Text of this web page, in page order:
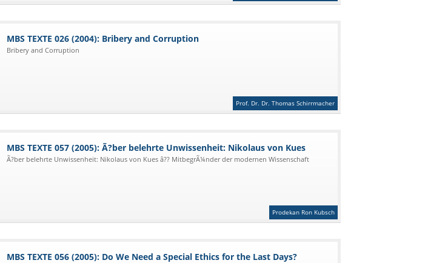
MBS TEXTE 026 (2004): Bribery and Corruption
Bribery and Corruption
Prof. Dr. Dr. Thomas Schirrmacher
MBS TEXTE 057 (2005): Ã?ber belehrte Unwissenheit: Nikolaus von Kues
Ã?ber belehrte Unwissenheit: Nikolaus von Kues â?? MitbegrÃ¼nder der modernen Wissenschaft
Prodekan Ron Kubsch
MBS TEXTE 056 (2005): Do We Need a Special Ethics for the Last Days?